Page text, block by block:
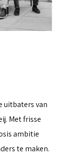
uitbaters van
Met frisse
ambitie
te maken.